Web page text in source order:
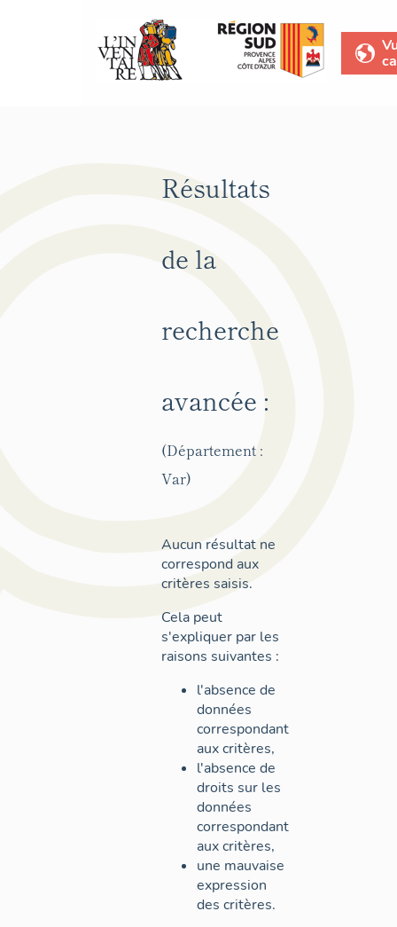
Résultats
de la
recherche
avancée :
(Département :
Var)
Aucun résultat ne
correspond aux
critères saisis.
Cela peut
s'expliquer par les
raisons suivantes :
l'absence de
données
correspondant
aux critères,
l'absence de
droits sur les
données
correspondant
aux critères,
une mauvaise
expression
des critères.